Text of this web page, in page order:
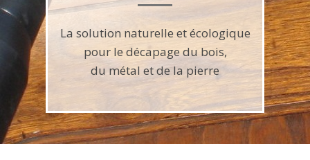
La solution naturelle et écologique
pour le décapage du bois,
du métal et de la pierre